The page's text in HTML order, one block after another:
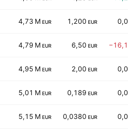
4,73 M EUR 1,200 EUR
4,79 M EUR 6,50 EUR
4,95 M EUR 2,00 EUR
5,01 M EUR 0,189 EUR
5,15 M EUR 0,0380 EUR